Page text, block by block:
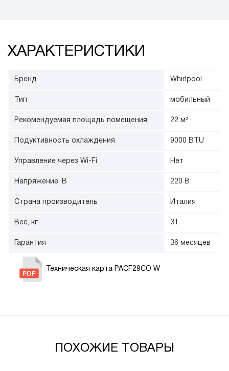
ХАРАКТЕРИСТИКИ
Бренд Whirlpool
Тип мобильный
Рекомендуемая площадь помещения 22 м²
Подуктивность охлаждения 9000 BTU
Управление через Wi-Fi Нет
Напряжение, В 220 В
Страна производитель Италия
Вес, кг 31
Гарантия 36 месяцев
Техническая карта PACF29CO W
ПОХОЖИЕ ТОВАРЫ